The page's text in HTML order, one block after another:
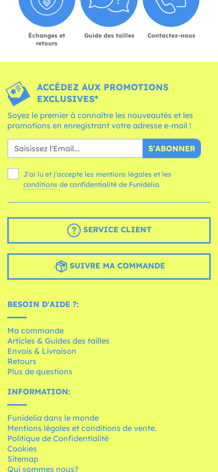
Échanges et
retours
Guide des tailles Contactez-nous
ACCÉDEZ AUX PROMOTIONS
EXCLUSIVES*
Soyez le premier à connaître les nouveautés et les
promotions en enregistrant votre adresse e-mail !
S'ABONNER
J'ai lu et j'accepte les mentions légales et les
conditions de confidentialité de Funidelia.
SERVICE CLIENT
SUIVRE MA COMMANDE
BESOIN D'AIDE ?:
Ma commande
Articles & Guides des tailles
Envois & Livraison
Retours
Plus de questions
INFORMATION:
Funidelia dans le monde
Mentions légales et conditions de vente.
Politique de Confidentialité
Cookies
Sitemap
Qui sommes nous?